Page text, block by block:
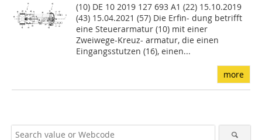
(10) DE 10 2019 127 693 A1 (22) 15.10.2019
(43) 15.04.2021 (57) Die Erfin- dung betrifft
eine Steuer­armatur (10) mit einer
Zweiwege-Kreuz- armatur, die einen
Eingangsstutzen (16), einen...
more